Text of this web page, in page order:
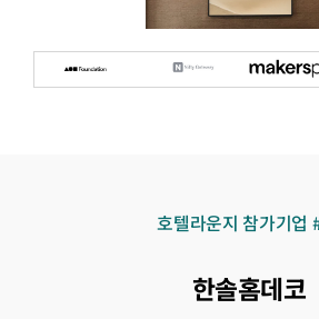
호텔라운지 참가기업
한솔홈데코